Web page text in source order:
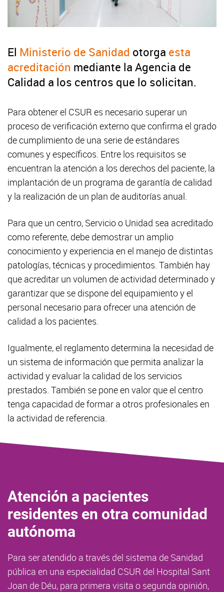
El Ministerio de Sanidad otorga esta
acreditación mediante la Agencia de
Calidad a los centros que lo solicitan.
Para obtener el CSUR es necesario superar un
proceso de verificación externo que confirma el grado
de cumplimiento de una serie de estándares
comunes y específicos. Entre los requisitos se
encuentran la atención a los derechos del paciente, la
implantación de un programa de garantía de calidad
y la realización de un plan de auditorías anual.
Para que un centro, Servicio o Unidad sea acreditado
como referente, debe demostrar un amplio
conocimiento y experiencia en el manejo de distintas
patologías, técnicas y procedimientos. También hay
que acreditar un volumen de actividad determinado y
garantizar que se dispone del equipamiento y el
personal necesario para ofrecer una atención de
calidad a los pacientes.
Igualmente, el reglamento determina la necesidad de
un sistema de información que permita analizar la
actividad y evaluar la calidad de los servicios
prestados. También se pone en valor que el centro
tenga capacidad de formar a otros profesionales en
la actividad de referencia.
Atención a pacientes
residentes en otra comunidad
autónoma
Para ser atendido a través del sistema de Sanidad
pública en una especialidad CSUR del Hospital Sant
Joan de Déu, para primera visita o segunda opinión,